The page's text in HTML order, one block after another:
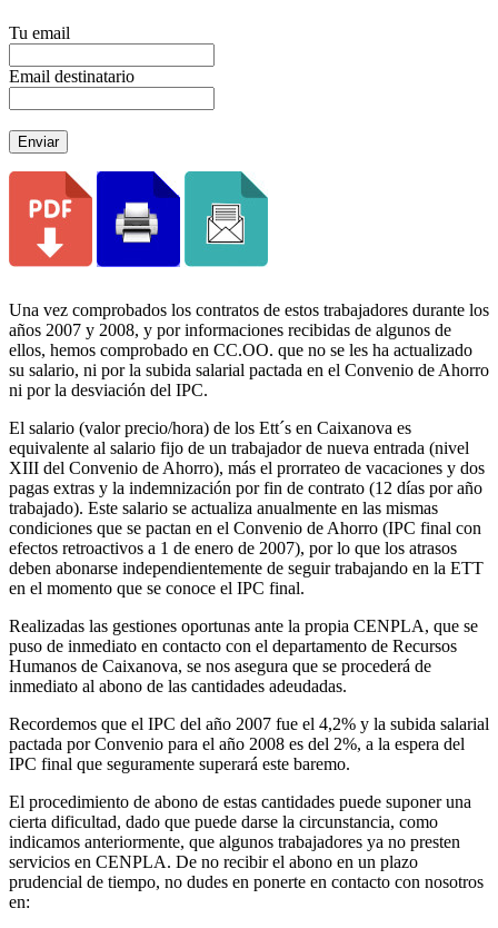
Tu email
Email destinatario
Enviar
Una vez comprobados los contratos de estos trabajadores durante los
años 2007 y 2008, y por informaciones recibidas de algunos de
ellos, hemos comprobado en CC.OO. que no se les ha actualizado
su salario, ni por la subida salarial pactada en el Convenio de Ahorro
ni por la desviación del IPC.
El salario (valor precio/hora) de los Ett´s en Caixanova es
equivalente al salario fijo de un trabajador de nueva entrada (nivel
XIII del Convenio de Ahorro), más el prorrateo de vacaciones y dos
pagas extras y la indemnización por fin de contrato (12 días por año
trabajado). Este salario se actualiza anualmente en las mismas
condiciones que se pactan en el Convenio de Ahorro (IPC final con
efectos retroactivos a 1 de enero de 2007), por lo que los atrasos
deben abonarse independientemente de seguir trabajando en la ETT
en el momento que se conoce el IPC final.
Realizadas las gestiones oportunas ante la propia CENPLA, que se
puso de inmediato en contacto con el departamento de Recursos
Humanos de Caixanova, se nos asegura que se procederá de
inmediato al abono de las cantidades adeudadas.
Recordemos que el IPC del año 2007 fue el 4,2% y la subida salarial
pactada por Convenio para el año 2008 es del 2%, a la espera del
IPC final que seguramente superará este baremo.
El procedimiento de abono de estas cantidades puede suponer una
cierta dificultad, dado que puede darse la circunstancia, como
indicamos anteriormente, que algunos trabajadores ya no presten
servicios en CENPLA. De no recibir el abono en un plazo
prudencial de tiempo, no dudes en ponerte en contacto con nosotros
en: